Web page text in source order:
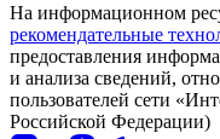
На информационном
рекомендательные
предоставления
и анализа сведений,
пользователей сети
Российской Федерации)